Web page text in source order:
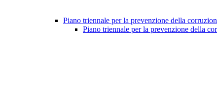
Piano triennale per la prevenzione della
Piano triennale per la prevenzione della